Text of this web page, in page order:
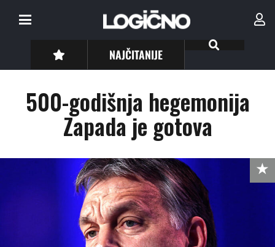
NAJČITANIJE
500-godišnja hegemonija
Zapada je gotova